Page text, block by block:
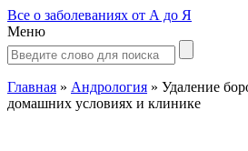
Все о заболеваниях от А до Я
Меню
Главная » Андрология » Удаление
домашних условиях и клинике